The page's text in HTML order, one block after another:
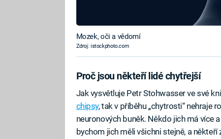
Mozek, oči a vědomí
Zdroj: istockphoto.com
Proč jsou někteří lidé chytřejší
Jak vysvětluje Petr Stohwasser ve své
chipsy, tak v příběhu „chytrosti“ nehraje
neuronových buněk. Někdo jich má více
bychom jich měli všichni stejně, a